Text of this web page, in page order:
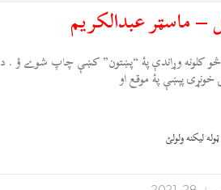
– ماسټر عبدالکريم
کلونه وړاندې پۀ “پښتون” کښې چاپ شوے ؤ . د
خونړۍ پېښې پۀ موقع او
ټوله ليکنه ولولئ